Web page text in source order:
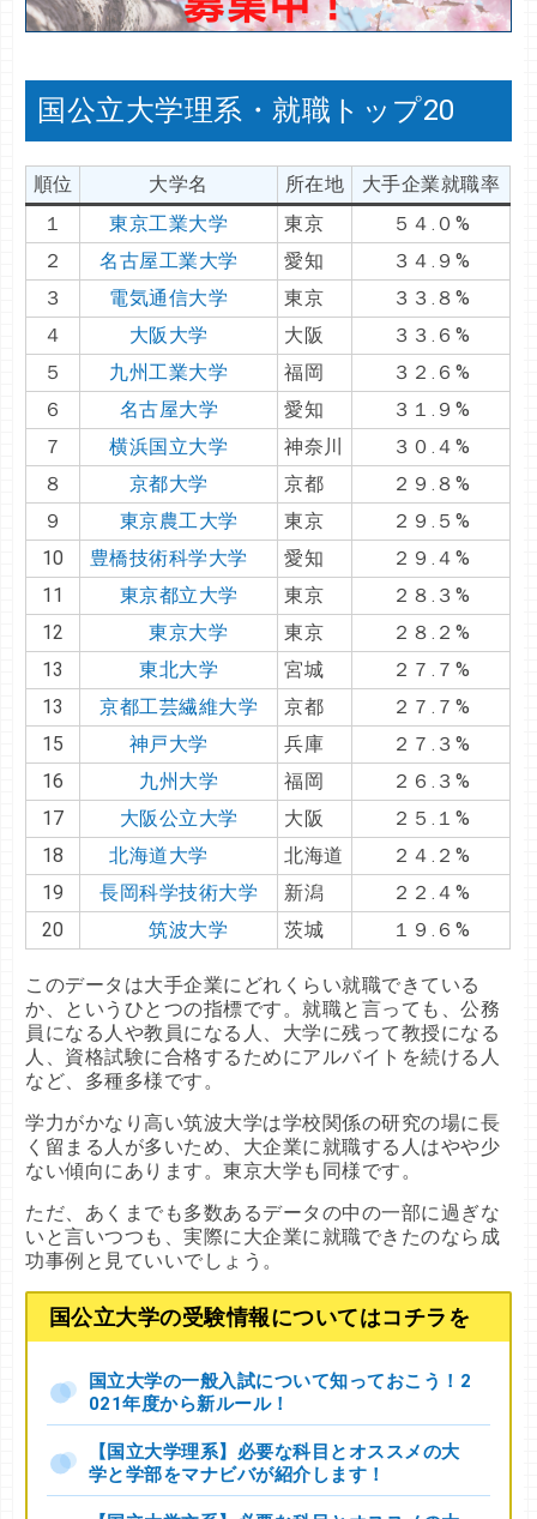
国公立大学理系・就職トップ20
順位 大学名 所在地
大手企業就職率
１
東京工業大学 東京
５４.０%
２
名古屋工業大学 愛知
３４.９%
３
電気通信大学 東京
３３.８%
４
大阪大学 大阪
３３.６%
５
九州工業大学 福岡
３２.６%
６
名古屋大学 愛知
３１.９%
７
横浜国立大学 神奈川
３０.４%
８
京都大学 京都
２９.８%
９
東京農工大学 東京
２９.５%
10
豊橋技術科学大学 愛知
２９.４%
11
東京都立大学 東京
２８.３%
12
東京大学 東京
２８.２%
13
東北大学 宮城
２７.７%
13
京都工芸繊維大学 京都
２７.７%
15
神戸大学 兵庫
２７.３%
16
九州大学 福岡
２６.３%
17
大阪公立大学 大阪
２５.１%
18
北海道大学 北海道
２４.２%
19
長岡科学技術大学 新潟
２２.４%
20
筑波大学 茨城 １９.６%
このデータは大手企業にどれくらい就職できている
か、というひとつの指標です。就職と言っても、公務
員になる人や教員になる人、大学に残って教授になる
人、資格試験に合格するためにアルバイトを続ける人
など、多種多様です。
学力がかなり高い筑波大学は学校関係の研究の場に長
く留まる人が多いため、大企業に就職する人はやや少
ない傾向にあります。東京大学も同様です。
ただ、あくまでも多数あるデータの中の一部に過ぎな
いと言いつつも、実際に大企業に就職できたのなら成
功事例と見ていいでしょう。
国公立大学の受験情報についてはコチラを
国立大学の一般入試について知っておこう！2
021年度から新ルール！
【国立大学理系】必要な科目とオススメの大
学と学部をマナビバが紹介します！